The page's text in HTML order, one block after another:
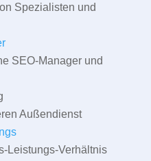
Spezialisten und
SEO-Manager und
Außendienst
Leistungs-Verhältnis